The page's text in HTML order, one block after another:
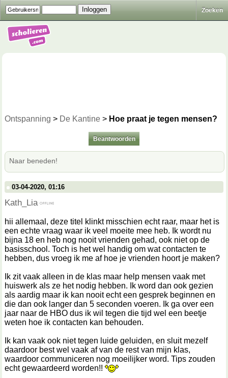
Zoeken
Ontspanning > De Kantine > Hoe praat je tegen mensen?
Beantwoorden
Naar beneden!
03-04-2020, 01:16
Kath_Lia
hii allemaal, deze titel klinkt misschien echt raar, maar het is
een echte vraag waar ik veel moeite mee heb. Ik wordt nu
bijna 18 en heb nog nooit vrienden gehad, ook niet op de
basisschool. Toch is het wel handig om wat contacten te
hebben, dus vroeg ik me af hoe je vrienden hoort je maken?
Ik zit vaak alleen in de klas maar help mensen vaak met
huiswerk als ze het nodig hebben. Ik word dan ook gezien
als aardig maar ik kan nooit echt een gesprek beginnen en
die dan ook langer dan 5 seconden voeren. Ik ga over een
jaar naar de HBO dus ik wil tegen die tijd wel een beetje
weten hoe ik contacten kan behouden.
Ik kan vaak ook niet tegen luide geluiden, en sluit mezelf
daardoor best wel vaak af van de rest van mijn klas,
waardoor communiceren nog moeilijker word. Tips zouden
echt gewaardeerd worden!!